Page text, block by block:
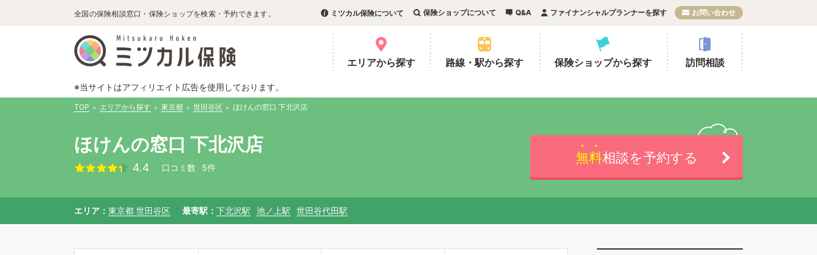
全国の保険相談窓口・保険ショップを検索・予約できます。 ミツカル保険について 保険ショップについて Q&A ファイナンシャルプランナーを探す お問い合わせ
エリアから探す 路線・駅から探す 保険ショップから探す 訪問相談
※当サイトはアフィリエイト広告を使用しております。
TOP エリアから探す 東京都 世田谷区 ほけんの窓口 下北沢店
ほけんの窓口 下北沢店
4.4 口コミ数 5件
無料相談を予約する
エリア 東京都 世田谷区 最寄駅 下北沢駅 池ノ上駅 世田谷代田駅